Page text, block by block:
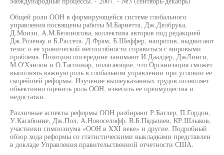
Общей роли ООН в формирующейся системе глобального
управления посвящены работы М.Барнетта, Дж.Делбрука,
Д.Моизи, А.М.Белоногова, коллектива авторов под редакцией
Дж.Розенау и Б.Рассета. Д.Фрам, Б.Шеффер, напротив, выдвигают
тезис о ее хронической неспособности справиться с мировыми
проблема. Позицию посередине занимают И.Даалдер, ДжЛинси,
М.О'Хэнлон и О.Таспинар, полагающие, что Организация сможет
выполнять важную роль в глобальном управлении при условии ее
скорейшей реформы. Изучение вышеуказанных трудов позволяет
объективно оценить роль ООН, взвесить ее преимущества и
недостатки.
Различные аспекты реформы ООН разбирают Р.Батлер, П.Гордон,
У.Касабонне, Дж.Пол, А.Новоселофф, В.Б.Пядышев, КР.Шлыков,
участники симпозиума «ООН в XXI веке» и другие. Подробный
обзор хода реформы со статистическими выкладками представлен
в докладе Управления правительственной отчетности США.